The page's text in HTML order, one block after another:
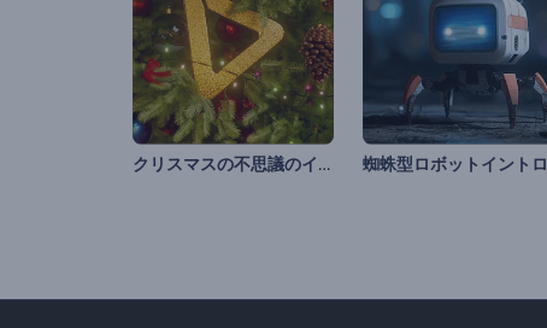
クリスマスの不思議のイントロ動画 蜘蛛型ロボットイントロ